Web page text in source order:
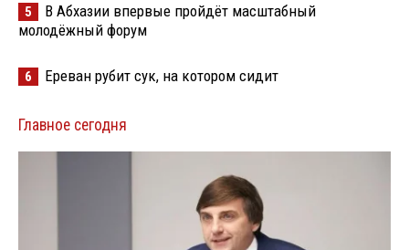
5
В Абхазии впервые пройдёт масштабный
молодёжный форум
6 Ереван рубит сук, на котором сидит
Главное сегодня